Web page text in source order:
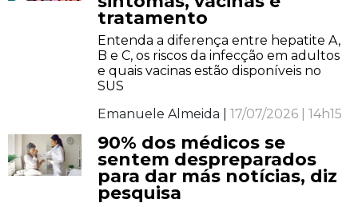
tratamento
Entenda a diferença entre hepatite A,
B e C, os riscos da infecção em adultos
e quais vacinas estão disponíveis no
SUS
Emanuele Almeida | 17/07/2026 | 14h15
90% dos médicos se
sentem despreparados
para dar más notícias, diz
pesquisa